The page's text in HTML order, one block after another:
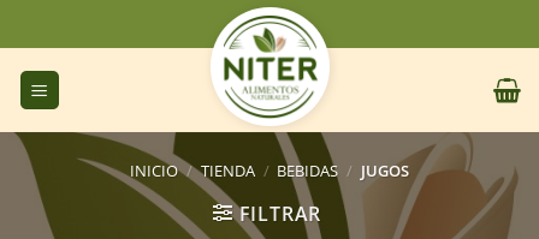
al
contenido
INICIO / TIENDA / BEBIDAS / JUGOS
FILTRAR